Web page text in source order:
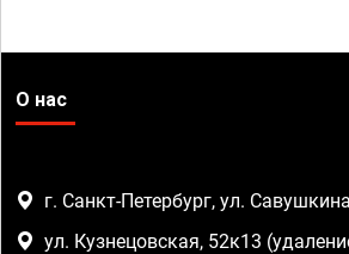
О нас
г. Санкт-Петербург, ул.
ул. Кузнецовская, 52к13